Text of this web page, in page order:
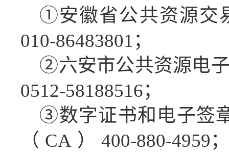
①安徽省公共资源交
010-86483801；
②六安市公共资源电
0512-58188516；
③数字证书和电子签
（CA）400-880-